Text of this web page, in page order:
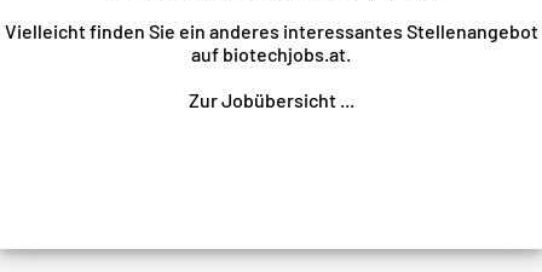
Vielleicht finden Sie ein anderes interessantes Stellenangebot
auf biotechjobs.at.
Zur Jobübersicht ...